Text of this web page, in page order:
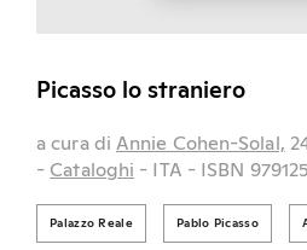
Picasso lo straniero
a cura di Annie Cohen-Solal,
- Cataloghi - ITA - ISBN
Palazzo Reale Pablo Picasso